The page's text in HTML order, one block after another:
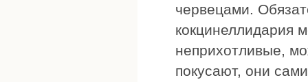
червецами.
кокцинеллидария
неприхотливые,
покусают, они